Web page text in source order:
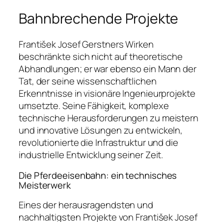
Bahnbrechende Projekte
František Josef Gerstners Wirken
beschränkte sich nicht auf theoretische
Abhandlungen; er war ebenso ein Mann der
Tat, der seine wissenschaftlichen
Erkenntnisse in visionäre Ingenieurprojekte
umsetzte. Seine Fähigkeit, komplexe
technische Herausforderungen zu meistern
und innovative Lösungen zu entwickeln,
revolutionierte die Infrastruktur und die
industrielle Entwicklung seiner Zeit.
Die Pferdeeisenbahn: ein technisches
Meisterwerk
Eines der herausragendsten und
nachhaltigsten Projekte von František Josef